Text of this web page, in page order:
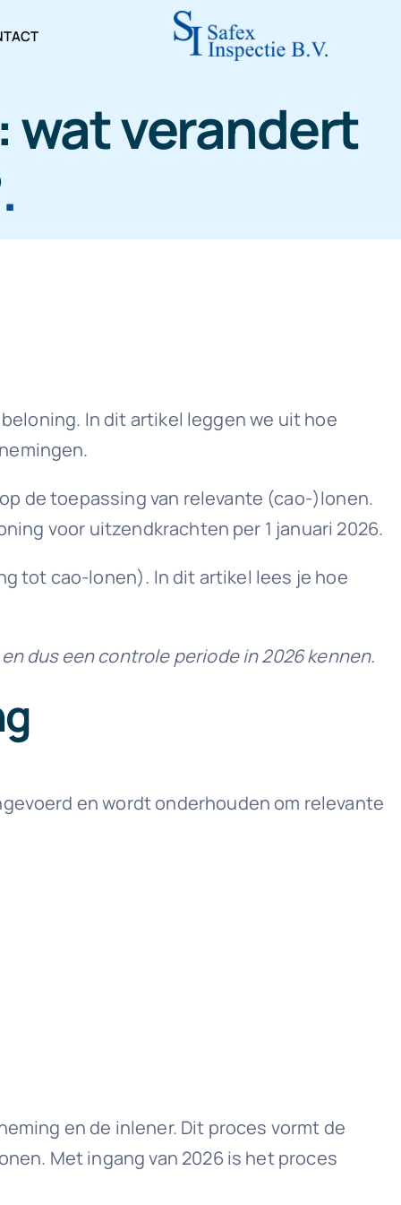
wat verandert
.
In dit artikel leggen we uit hoe
de toepassing van relevante (cao-)lonen.
voor uitzendkrachten per 1 januari 2026.
tot cao-lonen). In dit artikel lees je hoe
dus een controle periode in 2026 kennen.
en wordt onderhouden om relevante
en de inlener. Dit proces vormt de
Met ingang van 2026 is het proces